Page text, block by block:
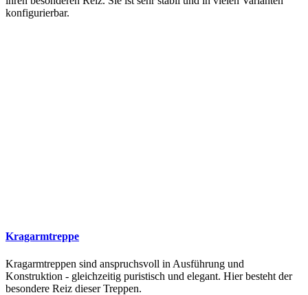
konfigurierbar.
Kragarmtreppe
Kragarmtreppen sind anspruchsvoll in Ausführung und
Konstruktion - gleichzeitig puristisch und elegant. Hier besteht der
besondere Reiz dieser Treppen.